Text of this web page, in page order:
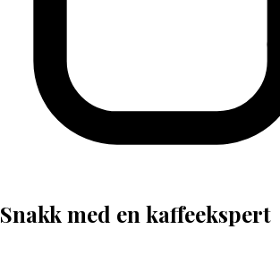
Snakk med en kaffeekspert